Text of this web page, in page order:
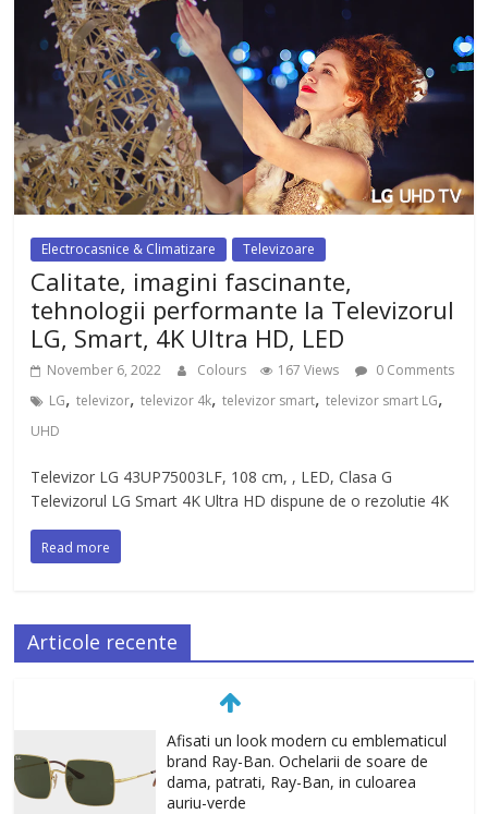
Electrocasnice & Climatizare Televizoare
Calitate, imagini fascinante,
tehnologii performante la Televizorul
LG, Smart, 4K Ultra HD, LED
November 6, 2022 Colours 167 Views
0 Comments
LG,televizor,televizor 4k,televizor smart,televizor smart LG,
UHD
Televizor LG 43UP75003LF, 108 cm, , LED, Clasa G
Televizorul LG Smart 4K Ultra HD dispune de o rezolutie 4K
Read more
Articole recente
Afisati un look modern cu emblematicul
brand Ray-Ban. Ochelarii de soare de
dama, patrati, Ray-Ban, in culoarea
auriu-verde